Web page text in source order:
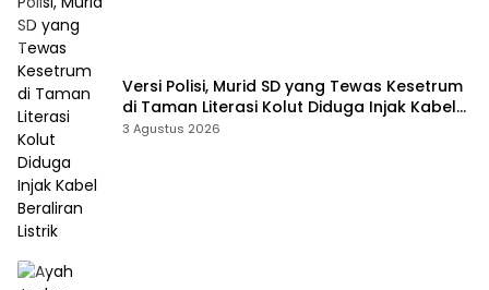
Versi Polisi, Murid SD yang Tewas Kesetrum
di Taman Literasi Kolut Diduga Injak Kabel
Beraliran Listrik
3 Agustus 2026